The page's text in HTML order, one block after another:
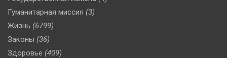
Гуманитарная миссия (3)
Жизнь (6799)
Законы (36)
Здоровье (409)